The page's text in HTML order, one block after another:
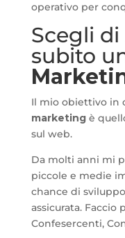
operativo per
Scegli
subito
Il mio obiettivo in
marketingè
sul web.
Da molti anni mi
piccole e medie
chance di
assicurata.
Confesercenti,